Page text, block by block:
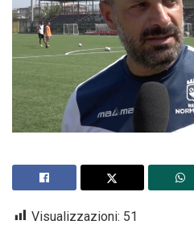
Visualizzazioni: 51